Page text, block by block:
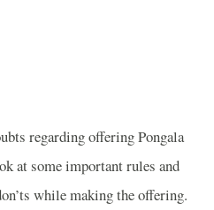
regarding offering Pongala
at some important rules and
while making the offering.